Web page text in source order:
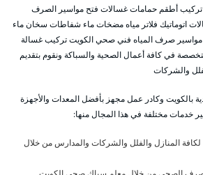
أطقم حمامات غسالات فتح مواسير الصرف
7 تركيب غسالات اتوماتيك فلاتر مياه مضخات ماء شفاطات سخان ماء
مواسير صرف المياه فني صحي الكويت تركيب غسالة
في كافة أعمال الصحية والسباكة ونقوم بتقديم
والشركات
بالكويت وكادر عمل مجهز بأفضل المعدات والأجهزة
خدمات مختلفة في هذا المجال منها:
المنازل والفلل والشركات والمدارس من خلال